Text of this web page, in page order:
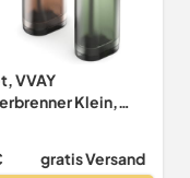
VVAY
Klein,
Jetflamme
- ohne
gratis Versand